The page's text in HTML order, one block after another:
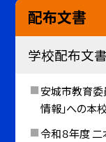
配布文書
学校配布文書
安城市教育委
情報」への本
令和８年度